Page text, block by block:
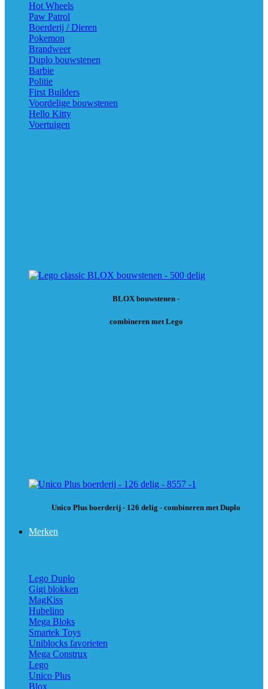
Hot Wheels
Paw Patrol
Boerderij / Dieren
Pokemon
Brandweer
Duplo bouwstenen
Barbie
Politie
First Builders
Voordelige bouwstenen
Hello Kitty
Voertuigen
BLOX bouwstenen -
combineren met Lego
Unico Plus boerderij - 126 delig - combineren met Duplo
Merken
Lego Duplo
Gigi blokken
MagKiss
Hubelino
Mega Bloks
Smartek Toys
Uniblocks favorieten
Mega Construx
Lego
Unico Plus
Blox